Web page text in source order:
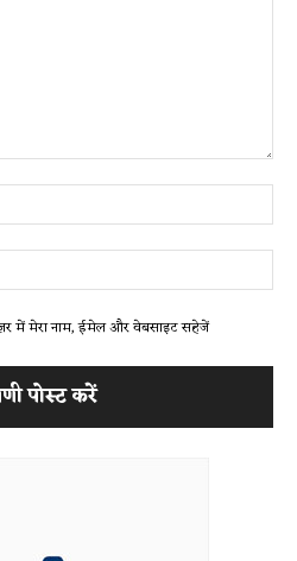
में मेरा नाम, ईमेल और वेबसाइट सहेजें